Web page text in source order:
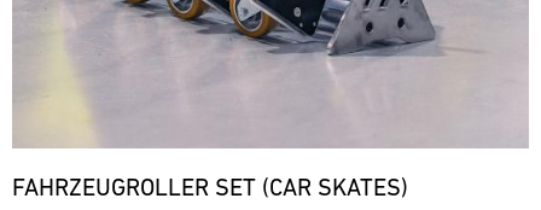
FAHRZEUGROLLER SET (CAR SKATES)